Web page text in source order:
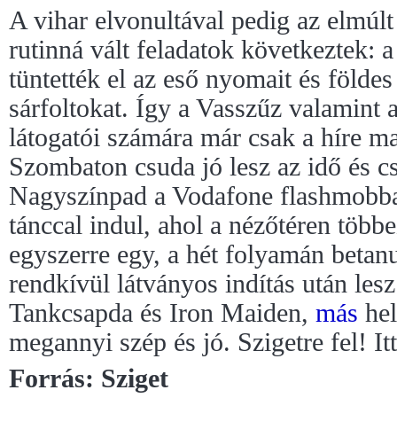
A vihar elvonultával pedig az
rutinná vált feladatok következtek:
tüntették el az eső nyomait és
sárfoltokat. Így a Vasszűz valamint
látogatói számára már csak a híre
Szombaton csuda jó lesz az idő és
Nagyszínpad a Vodafone
tánccal indul, ahol a nézőtéren
egyszerre egy, a hét folyamán
rendkívül látványos indítás után
Tankcsapda és Iron Maiden, más
megannyi szép és jó. Szigetre fel!
Forrás: Sziget